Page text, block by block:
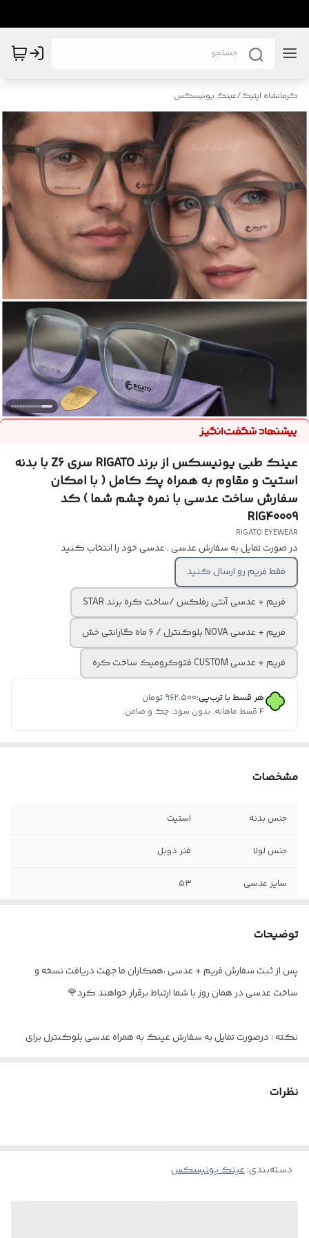
کرمانشاه اپتیک/عینک یونیسکس
عینک طبی یونیسکس از برند RIGATO سری Z6 با بدنه
استیت و مقاوم به همراه پک کامل ( با امکان
سفارش ساخت عدسی با نمره چشم شما ) کد
RIG40009
RIGATO EYEWEAR
در صورت تمایل به سفارش عدسی ، عدسی خود را انتخاب کنید
فقط فریم رو ارسال کنید
فریم + عدسی آنتی رفلکس /ساخت کره برند STAR
فریم + عدسی NOVA بلوکنترل / ۶ ماه گارانتی خش
فریم + عدسی CUSTOM فتوکرومیک ساخت کره
هر قسط با ترب‌پی:۹۶۲٬۵۰۰ تومان
۴ قسط ماهانه. بدون سود، چک و ضامن.
مشخصات
جنس بدنه استیت
جنس لولا فنر دوبل
سایز عدسی ۵۳
توضیحات
پس از ثبت سفارش فریم + عدسی ،همکاران ما جهت دریافت نسخه و
ساخت عدسی در همان روز با شما ارتباط برقرار خواهند کرد🌹
نکته : درصورت تمایل به سفارش عینک به همراه عدسی بلوکنترل برای
نظرات
دسته‌بندی:عینک یونیسکس